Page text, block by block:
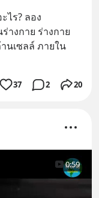
ไร? ลอง
างกาย ร่างกาย
นเซลล์ ภายใน
37 2 20
0:59